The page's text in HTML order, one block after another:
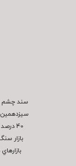
سند چشم انداز ۴ ساله
سیزدهمین
40 درصد از معادن همدان تعطيل و مابقي...
بازار